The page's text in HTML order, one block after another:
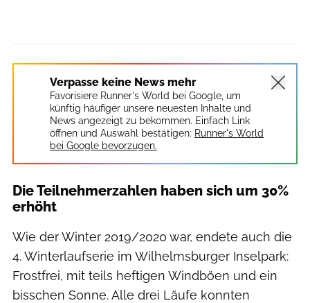
Verpasse keine News mehr
Favorisiere Runner's World bei Google, um
künftig häufiger unsere neuesten Inhalte und
News angezeigt zu bekommen. Einfach Link
öffnen und Auswahl bestätigen: Runner's World
bei Google bevorzugen.
Die Teilnehmerzahlen haben sich um 30%
erhöht
Wie der Winter 2019/2020 war, endete auch die
4. Winterlaufserie im Wilhelmsburger Inselpark:
Frostfrei, mit teils heftigen Windböen und ein
bisschen Sonne. Alle drei Läufe konnten